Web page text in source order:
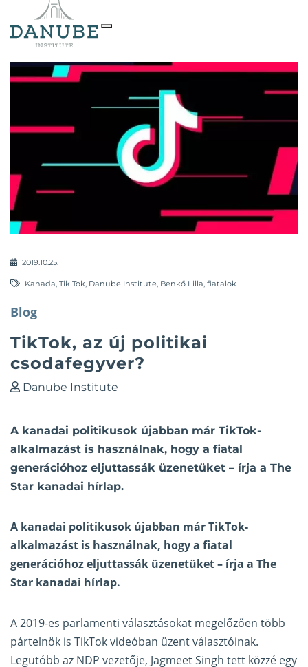
2019.10.25.
Kanada, Tik Tok, Danube Institute, Benkő Lilla, fiatalok
Blog
TikTok, az új politikai
csodafegyver?
Danube Institute
A kanadai politikusok újabban már TikTok-
alkalmazást is használnak, hogy a fiatal
generációhoz eljuttassák üzenetüket – írja a The
Star kanadai hírlap.
A kanadai politikusok újabban már TikTok-
alkalmazást is használnak, hogy a fiatal
generációhoz eljuttassák üzenetüket – írja a The
Star kanadai hírlap.
A 2019-es parlamenti választásokat megelőzően több
pártelnök is TikTok videóban üzent választóinak.
Legutóbb az NDP vezetője, Jagmeet Singh tett közzé egy